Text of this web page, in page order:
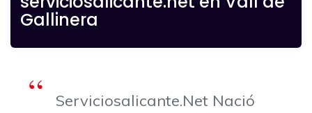
Gallinera
Serviciosalicante.net Nació